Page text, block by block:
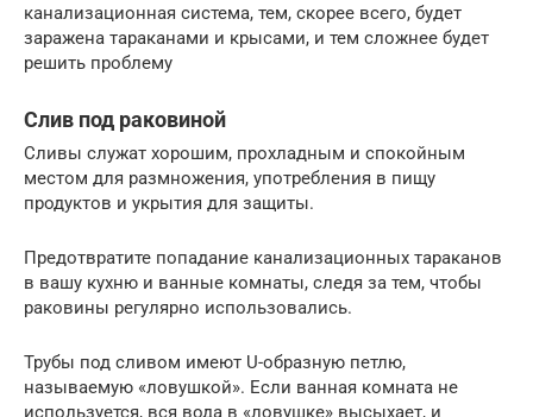
канализационная система, тем, скорее всего, будет
заражена тараканами и крысами, и тем сложнее будет
решить проблему
Слив под раковиной
Сливы служат хорошим, прохладным и спокойным
местом для размножения, употребления в пищу
продуктов и укрытия для защиты.
Предотвратите попадание канализационных тараканов
в вашу кухню и ванные комнаты, следя за тем, чтобы
раковины регулярно использовались.
Трубы под сливом имеют U-образную петлю,
называемую «ловушкой». Если ванная комната не
используется, вся вода в «ловушке» высыхает, и